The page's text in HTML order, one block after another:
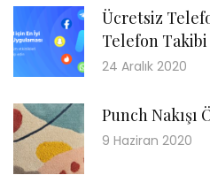
Ücretsiz
Telefon Takibi
24 Aralık 2020
Punch Nakışı
9 Haziran 2020